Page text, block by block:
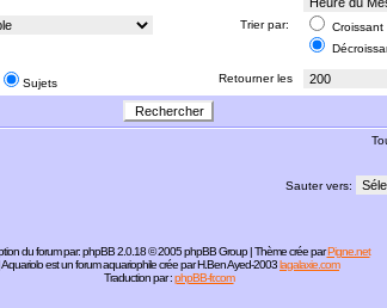
Trier par:
Croissant
Sujets Retourner les
Sauter vers:
du forum par:phpBB2.0.18 © 2005 phpBB Group | Thème crée parPigne.net
Aquariolo est un forum aquariophile crée par H.Ben Ayed-2003lagalaxie.com
Traduction par :phpBB-fr.com